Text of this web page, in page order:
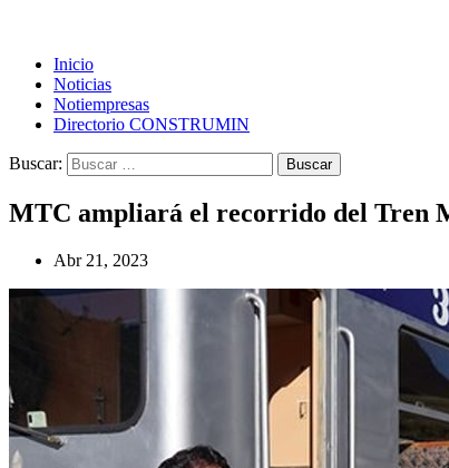
Inicio
Noticias
Notiempresas
Directorio CONSTRUMIN
Buscar:
MTC ampliará el recorrido del Tren
Abr 21, 2023